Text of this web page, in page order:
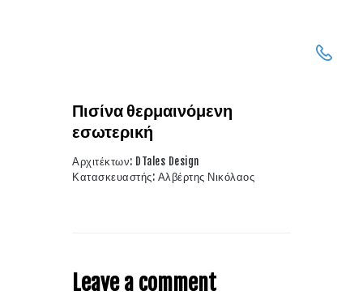
ΣΥΝΤΗΡΗΣΗ
ΠΙΣΙΝΑΣ
ΠΡΟΣΦΑΤΑ
ΕΡΓΑ ΜΑΣ
Πισίνα θερμαινόμενη
εσωτερική
Αρχιτέκτων: DTales Design
Κατασκευαστής: Αλβέρτης Νικόλαος
Leave a comment